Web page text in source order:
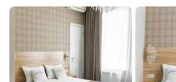
посудой
, ортопедические матрасы,
Wi-Fi. В ванной комнате полотенца,
Расположение отеля идеально для
лечение — в шаговой доступности